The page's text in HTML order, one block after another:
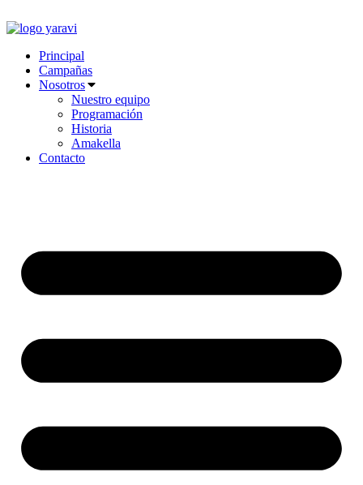
al
Principal
Campañas
Nosotros
Nuestro equipo
Programación
Historia
Amakella
Contacto